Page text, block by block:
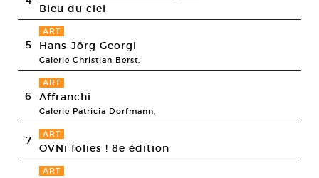
Bleu du ciel
5
ART
Hans-Jörg Georgi
Galerie Christian Berst,
6
ART
Affranchi
Galerie Patricia Dorfmann,
7 ART
OVNi folies ! 8e édition
ART